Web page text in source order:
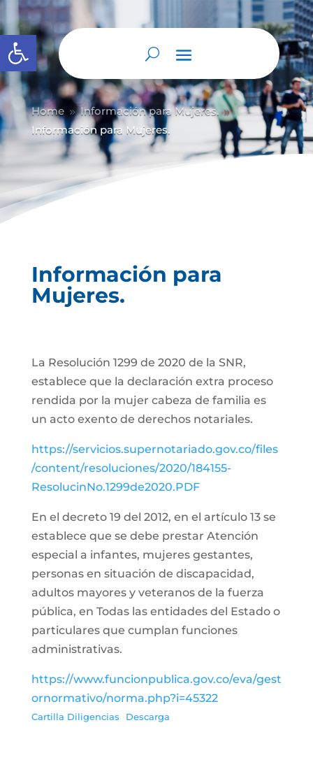
Abrir barra de herramientas
Home 9 Información para Mujeres. 9
Información para Mujeres.
Información para
Mujeres.
La Resolución 1299 de 2020 de la SNR,
establece que la declaración extra proceso
rendida por la mujer cabeza de familia es
un acto exento de derechos notariales.
https://servicios.supernotariado.gov.co/files
/content/resoluciones/2020/184155-
ResolucinNo.1299de2020.PDF
En el decreto 19 del 2012, en el artículo 13 se
establece que se debe prestar Atención
especial a infantes, mujeres gestantes,
personas en situación de discapacidad,
adultos mayores y veteranos de la fuerza
pública, en Todas las entidades del Estado o
particulares que cumplan funciones
administrativas.
https://www.funcionpublica.gov.co/eva/gest
ornormativo/norma.php?i=45322
Cartilla Diligencias Descarga